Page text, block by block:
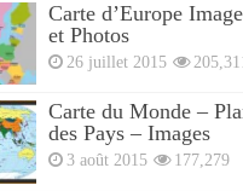
Carte d’Europe
et Photos
26 juillet 2015
Carte du Monde –
des Pays – Images
3 août 2015 177,279